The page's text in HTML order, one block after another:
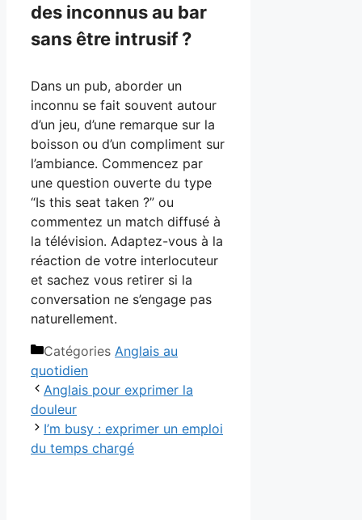
des inconnus au bar
sans être intrusif ?
Dans un pub, aborder un
inconnu se fait souvent autour
d’un jeu, d’une remarque sur la
boisson ou d’un compliment sur
l’ambiance. Commencez par
une question ouverte du type
“Is this seat taken ?” ou
commentez un match diffusé à
la télévision. Adaptez-vous à la
réaction de votre interlocuteur
et sachez vous retirer si la
conversation ne s’engage pas
naturellement.
Catégories Anglais au
quotidien
Anglais pour exprimer la
douleur
I’m busy : exprimer un emploi
du temps chargé